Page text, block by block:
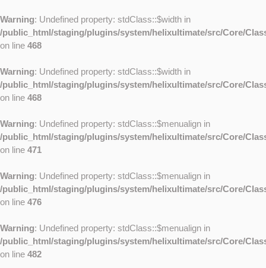
Warning: Undefined property: stdClass::$width in
/public_html/staging/plugins/system/helixultimate/src/Core/
on line 468
Warning: Undefined property: stdClass::$width in
/public_html/staging/plugins/system/helixultimate/src/Core/
on line 468
Warning: Undefined property: stdClass::$menualign in
/public_html/staging/plugins/system/helixultimate/src/Core/
on line 471
Warning: Undefined property: stdClass::$menualign in
/public_html/staging/plugins/system/helixultimate/src/Core/
on line 476
Warning: Undefined property: stdClass::$menualign in
/public_html/staging/plugins/system/helixultimate/src/Core/
on line 482